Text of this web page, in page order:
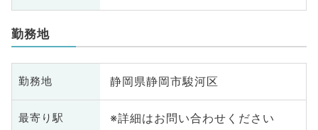
勤務地
勤務地 静岡県静岡市駿河区
最寄り駅 ※詳細はお問い合わせください